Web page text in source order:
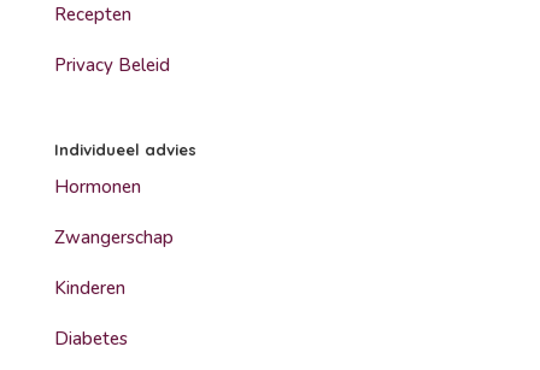
Recepten
Privacy Beleid
Individueel advies
Hormonen
Zwangerschap
Kinderen
Diabetes